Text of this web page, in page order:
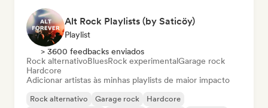
Alt Rock Playlists (by Saticöy)
Playlist
> 3600 feedbacks enviados
Rock alternativoBluesRock experimentalGarage rock
Hardcore
Adicionar artistas às minhas playlists de maior impacto
Rock alternativo Garage rock
Hardcore